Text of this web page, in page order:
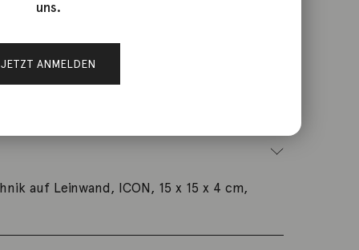
2605AF04
/ Artshop
auf Leinwand, ICON, 15 x 15 x 4 cm,
uns.
JETZT ANMELDEN